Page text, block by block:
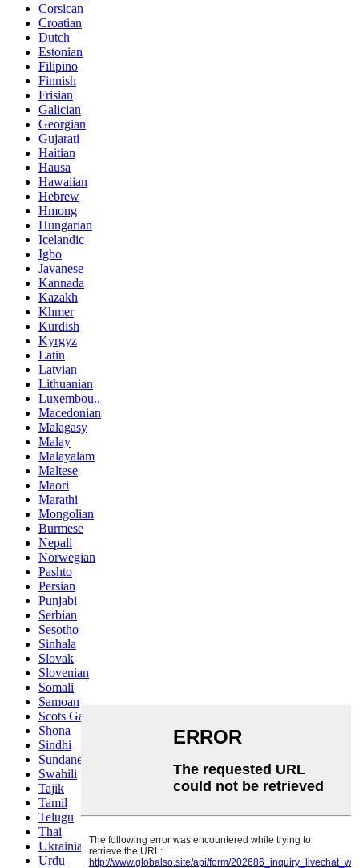
Corsican
Croatian
Dutch
Estonian
Filipino
Finnish
Frisian
Galician
Georgian
Gujarati
Haitian
Hausa
Hawaiian
Hebrew
Hmong
Hungarian
Icelandic
Igbo
Javanese
Kannada
Kazakh
Khmer
Kurdish
Kyrgyz
Latin
Latvian
Lithuanian
Luxembou..
Macedonian
Malagasy
Malay
Malayalam
Maltese
Maori
Marathi
Mongolian
Burmese
Nepali
Norwegian
Pashto
Persian
Punjabi
Serbian
Sesotho
Sinhala
Slovak
Slovenian
Somali
Samoan
Scots Gaelic
Shona
Sindhi
Sundanese
Swahili
Tajik
Tamil
Telugu
Thai
Ukrainian
Urdu